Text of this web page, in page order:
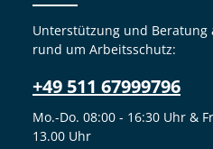
Unterstützung und Beratung
rund um Arbeitsschutz:
+49 511 67999796
Mo.-Do. 08:00 - 16:30 Uhr &
13.00 Uhr